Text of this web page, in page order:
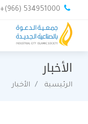
+(966) 534951000
الأخبار
الرئيسية الأخبار